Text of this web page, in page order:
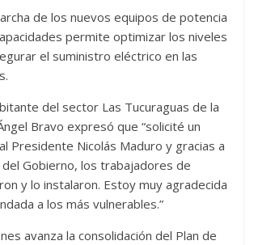
de los nuevos equipos de potencia
permite optimizar los niveles
el suministro eléctrico en las
del sector Las Tucuraguas de la
Bravo expresó que “solicité un
Presidente Nicolás Maduro y gracias a
Gobierno, los trabajadores de
y lo instalaron. Estoy muy agradecida
a los más vulnerables.”
avanza la consolidación del Plan de